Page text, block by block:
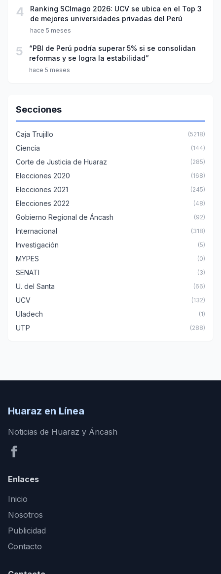
4
Ranking SCImago 2026: UCV se ubica en el Top 3
de mejores universidades privadas del Perú
hace 5 meses
5
“PBI de Perú podría superar 5% si se consolidan
reformas y se logra la estabilidad”
hace 5 meses
Secciones
Caja Trujillo (5218)
Ciencia (144)
Corte de Justicia de Huaraz (285)
Elecciones 2020 (168)
Elecciones 2021 (245)
Elecciones 2022 (48)
Gobierno Regional de Áncash (92)
Internacional (318)
Investigación (5)
MYPES (0)
SENATI (3)
U. del Santa (66)
UCV (132)
Uladech (1)
UTP (288)
Huaraz en Línea
Noticias de Huaraz y Áncash
Enlaces
Inicio
Nosotros
Publicidad
Contacto